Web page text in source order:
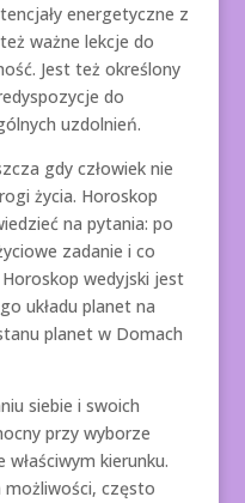
energetyczne z
ważne lekcje do
Jest też określony
do
uzdolnień.
gdy człowiek nie
życia. Horoskop
na pytania: po
zadanie i co
wedyjski jest
układu planet na
planet w Domach
siebie i swoich
przy wyborze
kierunku.
możliwości, często